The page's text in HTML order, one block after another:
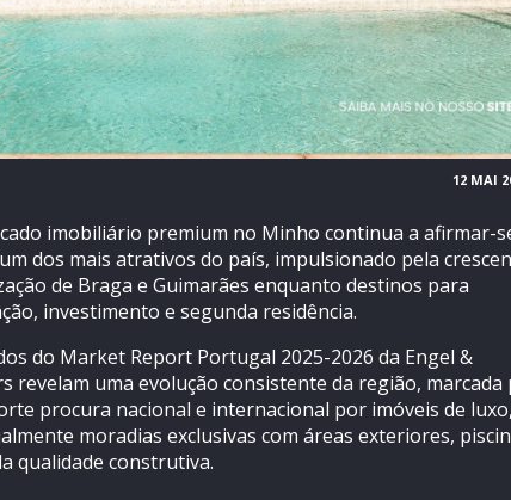
12 MAI
imobiliário premium no Minho continua a afirmar-
dos mais atrativos do país, impulsionado pela
de Braga e Guimarães enquanto destinos para
investimento e segunda residência.
do Market Report Portugal 2025-2026 da Engel &
revelam uma evolução consistente da região, marcada
procura nacional e internacional por imóveis de luxo,
moradias exclusivas com áreas exteriores,
qualidade construtiva.